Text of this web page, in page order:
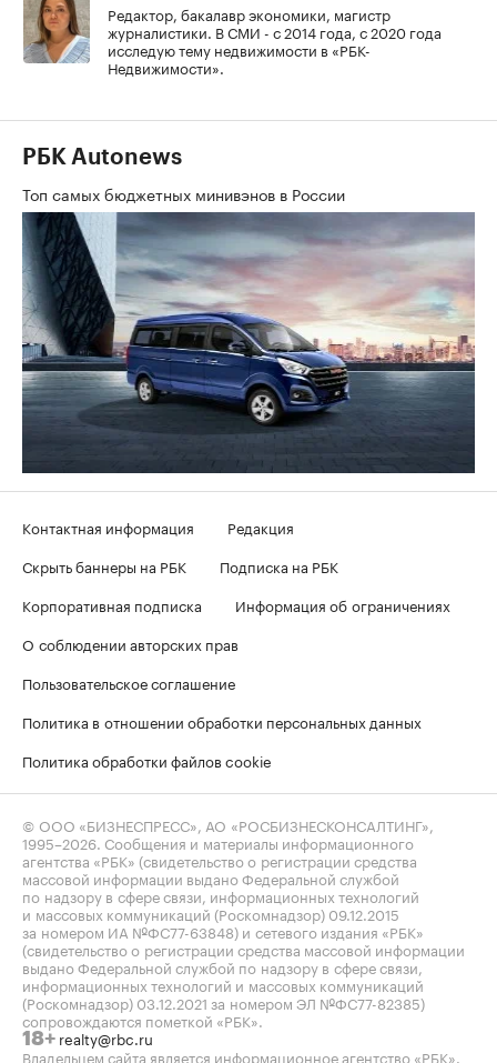
Редактор, бакалавр экономики, магистр
журналистики. В СМИ - с 2014 года, с 2020 года
исследую тему недвижимости в «РБК-
Недвижимости».
РБК Autonews
Топ самых бюджетных минивэнов в России
Контактная информация
Редакция
Скрыть баннеры на РБК
Подписка на РБК
Корпоративная подписка
Информация об ограничениях
О соблюдении авторских прав
Пользовательское соглашение
Политика в отношении обработки персональных данных
Политика обработки файлов cookie
© ООО «БИЗНЕСПРЕСС», АО «РОСБИЗНЕСКОНСАЛТИНГ»,
1995–2026 . Сообщения и материалы информационного
агентства «РБК» (свидетельство о регистрации средства
массовой информации выдано Федеральной службой
по надзору в сфере связи, информационных технологий
и массовых коммуникаций (Роскомнадзор) 09.12.2015
за номером ИА №ФС77-63848) и сетевого издания «РБК»
(свидетельство о регистрации средства массовой информации
выдано Федеральной службой по надзору в сфере связи,
информационных технологий и массовых коммуникаций
(Роскомнадзор) 03.12.2021 за номером ЭЛ №ФС77-82385)
сопровождаются пометкой «РБК».
18+ realty@rbc.ru
Владельцем сайта является информационное агентство «РБК».